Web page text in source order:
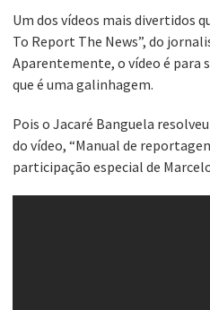
Aprender a fracassar é o
Um dos vídeos mais divertidos
To Report The News”, do
Aparentemente, o vídeo é para
que é uma galinhagem.
Pois o Jacaré Banguela
do vídeo, “Manual de
participação especial de